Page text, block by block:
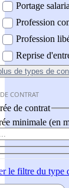
Portage
Profession
Profession
Reprise
de types de
CONTRAT
de contrat
minimale (en
le filtre du type